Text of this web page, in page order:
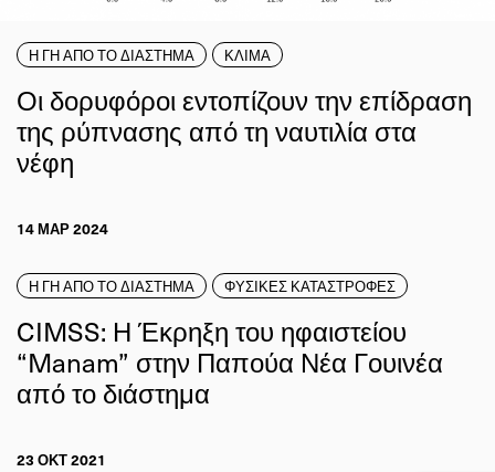
Η ΓΗ ΑΠΟ ΤΟ ΔΙΑΣΤΗΜΑ ΚΛΙΜΑ
Οι δορυφόροι εντοπίζουν την επίδραση
της ρύπνασης από τη ναυτιλία στα
νέφη
14 ΜΑΡ 2024
Η ΓΗ ΑΠΟ ΤΟ ΔΙΑΣΤΗΜΑ ΦΥΣΙΚΕΣ ΚΑΤΑΣΤΡΟΦΕΣ
CIMSS: Η Έκρηξη του ηφαιστείου
“Manam” στην Παπούα Νέα Γουινέα
από το διάστημα
23 ΟΚΤ 2021